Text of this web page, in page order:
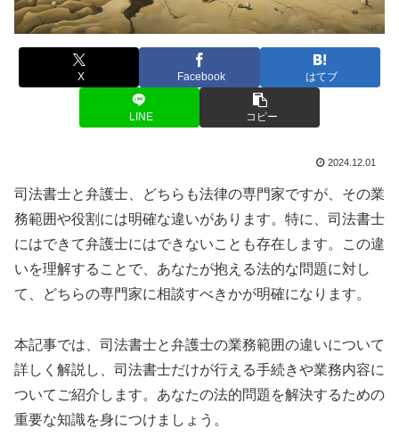
X Facebook はてブ
LINE コピー
2024.12.01
司法書士と弁護士、どちらも法律の専門家ですが、その業
務範囲や役割には明確な違いがあります。特に、司法書士
にはできて弁護士にはできないことも存在します。この違
いを理解することで、あなたが抱える法的な問題に対し
て、どちらの専門家に相談すべきかが明確になります。
本記事では、司法書士と弁護士の業務範囲の違いについて
詳しく解説し、司法書士だけが行える手続きや業務内容に
ついてご紹介します。あなたの法的問題を解決するための
重要な知識を身につけましょう。